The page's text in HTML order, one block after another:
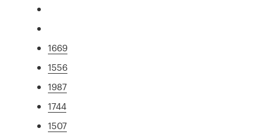
1669
1556
1987
1744
1507